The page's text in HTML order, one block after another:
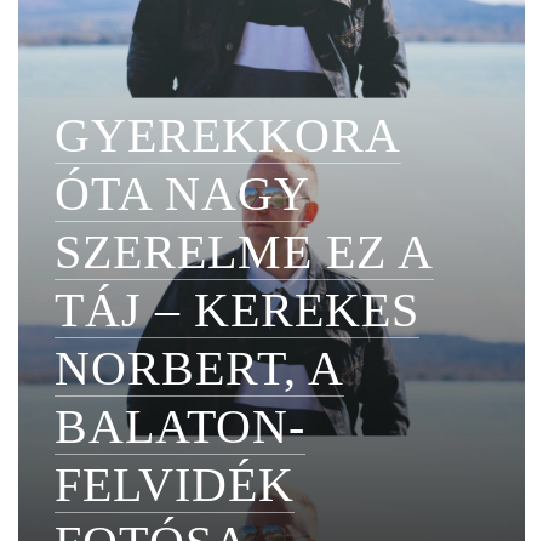
GYEREKKORA
ÓTA NAGY
SZERELME EZ A
TÁJ – KEREKES
NORBERT, A
BALATON-
FELVIDÉK